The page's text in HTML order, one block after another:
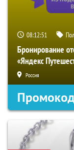
08:12:50
Бронирование
«Яндекс
Россия